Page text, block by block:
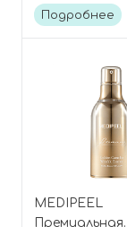
Подробнее
MEDIPEEL
Премиальная